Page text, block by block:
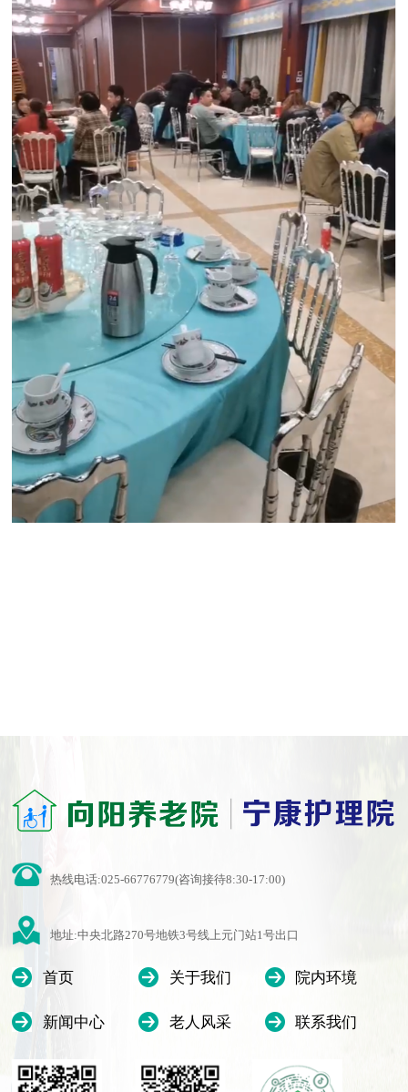
热线电话:025-66776779(咨询接待8:30-17:00)
地址:中央北路270号地铁3号线上元门站1号出口
首页 关于我们 院内环境
新闻中心 老人风采 联系我们